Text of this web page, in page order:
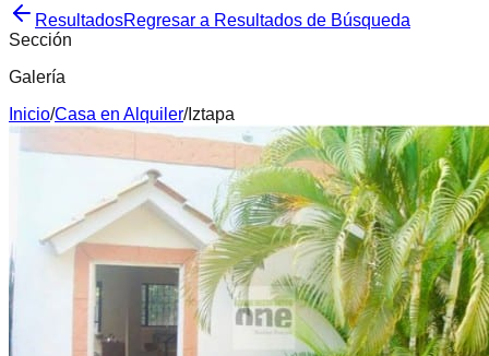
ResultadosRegresar a Resultados de Búsqueda
Sección
Galería
Inicio/Casa en Alquiler/Iztapa